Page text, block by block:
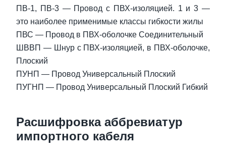
ПВ-1, ПВ-3 — Провод с ПВХ-изоляцией. 1 и 3 —
это наиболее применимые классы гибкости жилы
ПВС — Провод в ПВХ-оболочке Соединительный
ШВВП — Шнур с ПВХ-изоляцией, в ПВХ-оболочке,
Плоский
ПУНП — Провод Универсальный Плоский
ПУГНП — Провод Универсальный Плоский Гибкий
Расшифровка аббревиатур
импортного кабеля